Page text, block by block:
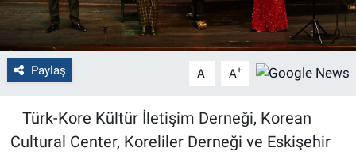
Paylaş A- A+
Türk-Kore Kültür İletişim Derneği, Korean
Cultural Center, Koreliler Derneği ve Eskişehir
Genel
Çevre
Magazin